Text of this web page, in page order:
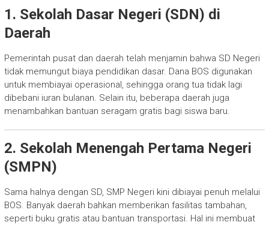
1. Sekolah Dasar Negeri (SDN) di
Daerah
Pemerintah pusat dan daerah telah menjamin bahwa SD Negeri
tidak memungut biaya pendidikan dasar. Dana BOS digunakan
untuk membiayai operasional, sehingga orang tua tidak lagi
dibebani iuran bulanan. Selain itu, beberapa daerah juga
menambahkan bantuan seragam gratis bagi siswa baru.
2. Sekolah Menengah Pertama Negeri
(SMPN)
Sama halnya dengan SD, SMP Negeri kini dibiayai penuh melalui
BOS. Banyak daerah bahkan memberikan fasilitas tambahan,
seperti buku gratis atau bantuan transportasi. Hal ini membuat